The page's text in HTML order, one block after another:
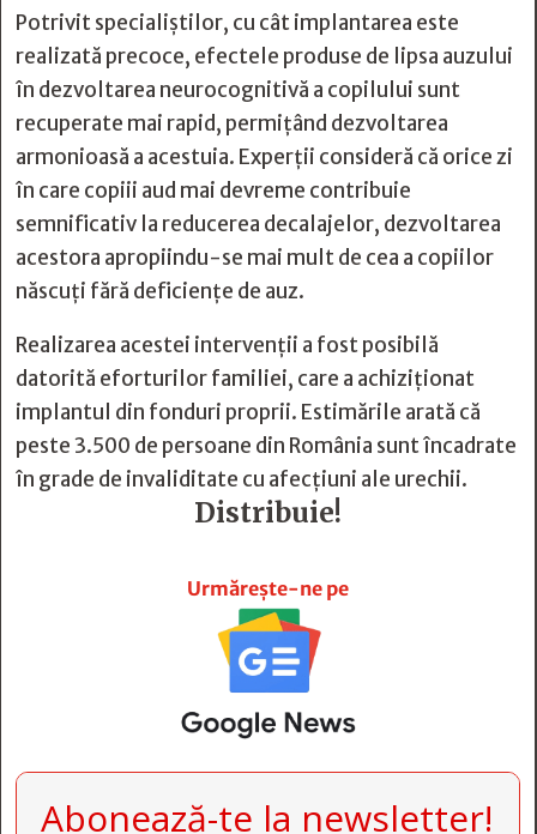
Potrivit specialiştilor, cu cât implantarea este
realizată precoce, efectele produse de lipsa auzului
în dezvoltarea neurocognitivă a copilului sunt
recuperate mai rapid, permiţând dezvoltarea
armonioasă a acestuia. Experţii consideră că orice zi
în care copiii aud mai devreme contribuie
semnificativ la reducerea decalajelor, dezvoltarea
acestora apropiindu-se mai mult de cea a copiilor
născuţi fără deficienţe de auz.
Realizarea acestei intervenţii a fost posibilă
datorită eforturilor familiei, care a achiziţionat
implantul din fonduri proprii. Estimările arată că
peste 3.500 de persoane din România sunt încadrate
în grade de invaliditate cu afecţiuni ale urechii.
Distribuie!
Urmărește-ne pe
Abonează-te la newsletter!